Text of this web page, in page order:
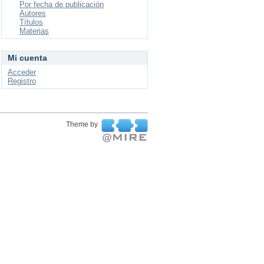
Por fecha de publicación
Autores
Títulos
Materias
Mi cuenta
Acceder
Registro
Theme by